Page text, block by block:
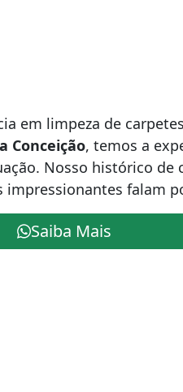
em limpeza de
Conceição, temos a
Nosso histórico de
impressionantes falam
Saiba Mais